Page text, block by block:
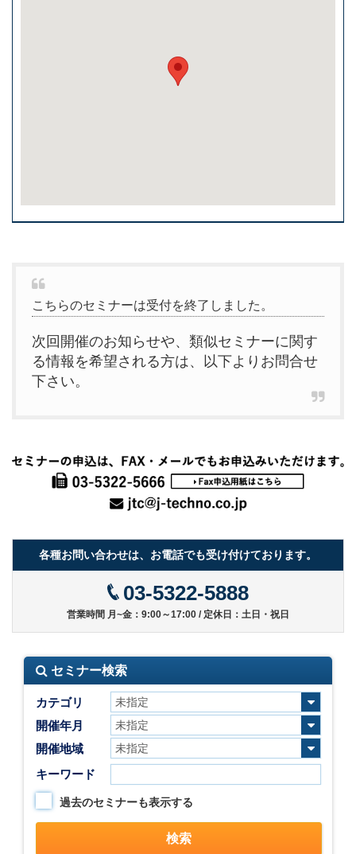
こちらのセミナーは受付を終了しました。
次回開催のお知らせや、類似セミナーに関す
る情報を希望される方は、以下よりお問合せ
下さい。
各種お問い合わせは、お電話でも受け付けております。
03-5322-5888
営業時間 月~金：9:00～17:00 / 定休日：土日・祝日
セミナー検索
カテゴリ
開催年月
開催地域
キーワード
過去のセミナーも表示する